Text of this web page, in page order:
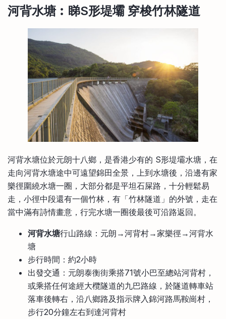
河背水塘︰睇S形堤壩 穿梭竹林隧道
河背水塘位於元朗十八鄉，是香港少有的 S形堤壩水塘，在
走向河背水塘途中可遠望錦田全景，上到水塘後，沿邊有家
樂徑圍繞水塘一圈，大部分都是平坦石屎路，十分輕鬆易
走，小徑中段還有一個竹林，有「竹林隧道」的外號，走在
當中滿有詩情畫意，行完水塘一圈後最後可沿路返回。
河背水塘行山路線：元朗→河背村→家樂徑→河背水
塘
步行時間：約2小時
出發交通：元朗泰衡街乘搭71號小巴至總站河背村，
或乘搭任何途經大欖隧道的九巴路線，於隧道轉車站
落車後轉右，沿八鄉路及指示牌入錦河路馬鞍崗村，
步行20分鐘左右到達河背村